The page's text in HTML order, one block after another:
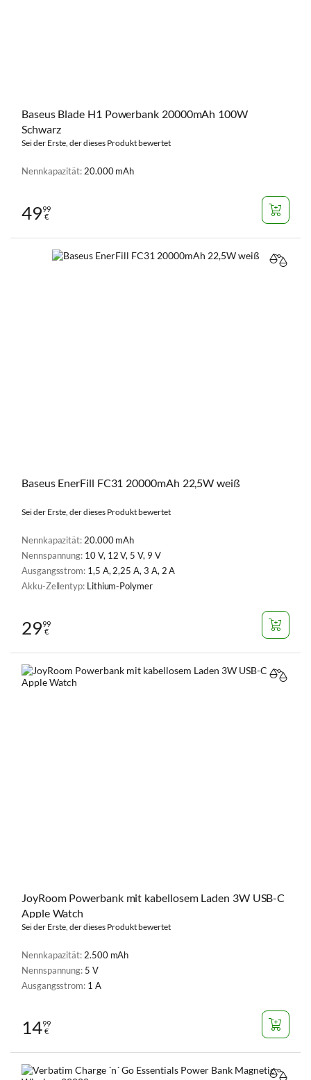
Baseus Blade H1 Powerbank 20000mAh 100W
Schwarz
Sei der Erste, der dieses Produkt bewertet
Nennkapazität:20.000 mAh
4999
€
Baseus EnerFill FC31 20000mAh 22,5W weiß
Sei der Erste, der dieses Produkt bewertet
Nennkapazität: 20.000 mAh
Nennspannung: 10 V, 12 V, 5 V, 9 V
Ausgangsstrom: 1,5 A, 2,25 A, 3 A, 2 A
Akku-Zellentyp: Lithium-Polymer
2999
€
JoyRoom Powerbank mit kabellosem Laden 3W USB-C
Apple Watch
Sei der Erste, der dieses Produkt bewertet
Nennkapazität: 2.500 mAh
Nennspannung: 5 V
Ausgangsstrom: 1 A
1499
€